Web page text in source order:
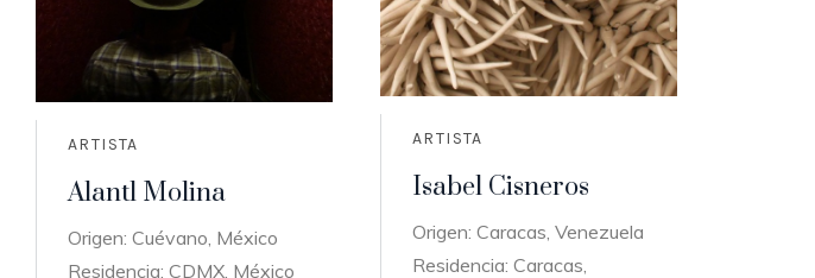
ARTISTA
Isabel Cisneros
Origen: Caracas, Venezuela
Residencia: Caracas,
ARTISTA
Alantl Molina
Origen: Cuévano, México
Residencia: CDMX, México